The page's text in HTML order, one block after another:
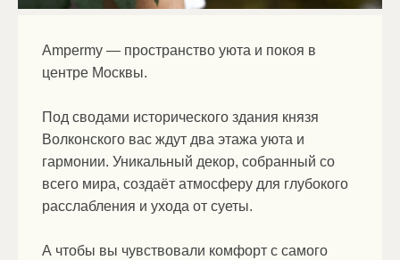
Ampermy — пространство уюта и покоя в
центре Москвы.
Под сводами исторического здания князя
Волконского вас ждут два этажа уюта и
гармонии. Уникальный декор, собранный со
всего мира, создаёт атмосферу для глубокого
расслабления и ухода от суеты.
А чтобы вы чувствовали комфорт с самого